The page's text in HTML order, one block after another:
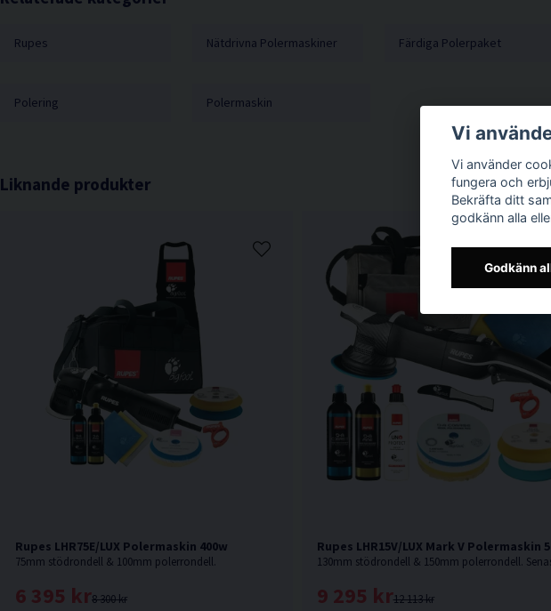
Rupes Nätdrivna Polermaskiner Färdiga Polerpaket
Polering Polermaskin
Liknande produkter
Rupes LHR75E/LUX Polermaskin 400w
75mm stödrondell & 100mm polerrondell.
8 300 kr
6 395 kr
Rupes LHR15V/LUX Mark V Polermaskin
12 113 kr
9 295 kr
Vi
Vi använder
fungera och
Bekräfta ditt
godkänn alla
Godkänn